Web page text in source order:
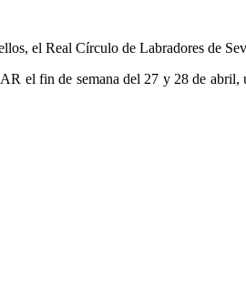
el Real Círculo de Labradores de
el fin de semana del 27 y 28 de